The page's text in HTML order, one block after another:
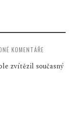
KOMENTÁŘE
zvítězil současný